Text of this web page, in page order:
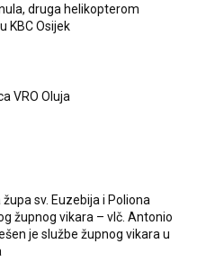
druga helikopterom
KBC Osijek
VRO Oluja
sv. Euzebija i Poliona
župnog vikara – vlč. Antonio
je službe župnog vikara u